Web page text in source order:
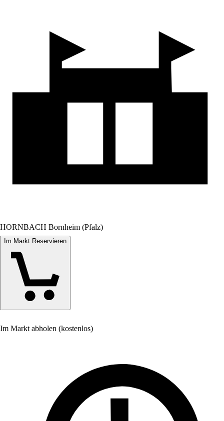
HORNBACH Bornheim (Pfalz)
Im Markt Reservieren
Im Markt abholen (kostenlos)